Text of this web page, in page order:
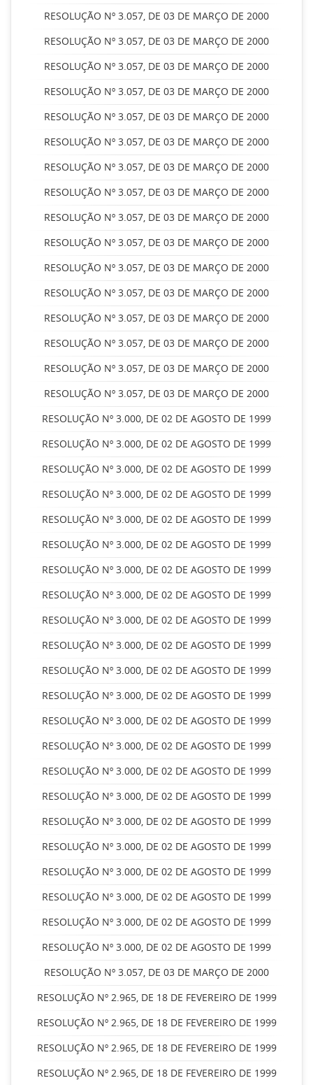
RESOLUÇÃO Nº 3.057, DE 03 DE MARÇO DE 2000
RESOLUÇÃO Nº 3.057, DE 03 DE MARÇO DE 2000
RESOLUÇÃO Nº 3.057, DE 03 DE MARÇO DE 2000
RESOLUÇÃO Nº 3.057, DE 03 DE MARÇO DE 2000
RESOLUÇÃO Nº 3.057, DE 03 DE MARÇO DE 2000
RESOLUÇÃO Nº 3.057, DE 03 DE MARÇO DE 2000
RESOLUÇÃO Nº 3.057, DE 03 DE MARÇO DE 2000
RESOLUÇÃO Nº 3.057, DE 03 DE MARÇO DE 2000
RESOLUÇÃO Nº 3.057, DE 03 DE MARÇO DE 2000
RESOLUÇÃO Nº 3.057, DE 03 DE MARÇO DE 2000
RESOLUÇÃO Nº 3.057, DE 03 DE MARÇO DE 2000
RESOLUÇÃO Nº 3.057, DE 03 DE MARÇO DE 2000
RESOLUÇÃO Nº 3.057, DE 03 DE MARÇO DE 2000
RESOLUÇÃO Nº 3.057, DE 03 DE MARÇO DE 2000
RESOLUÇÃO Nº 3.057, DE 03 DE MARÇO DE 2000
RESOLUÇÃO Nº 3.057, DE 03 DE MARÇO DE 2000
RESOLUÇÃO Nº 3.000, DE 02 DE AGOSTO DE 1999
RESOLUÇÃO Nº 3.000, DE 02 DE AGOSTO DE 1999
RESOLUÇÃO Nº 3.000, DE 02 DE AGOSTO DE 1999
RESOLUÇÃO Nº 3.000, DE 02 DE AGOSTO DE 1999
RESOLUÇÃO Nº 3.000, DE 02 DE AGOSTO DE 1999
RESOLUÇÃO Nº 3.000, DE 02 DE AGOSTO DE 1999
RESOLUÇÃO Nº 3.000, DE 02 DE AGOSTO DE 1999
RESOLUÇÃO Nº 3.000, DE 02 DE AGOSTO DE 1999
RESOLUÇÃO Nº 3.000, DE 02 DE AGOSTO DE 1999
RESOLUÇÃO Nº 3.000, DE 02 DE AGOSTO DE 1999
RESOLUÇÃO Nº 3.000, DE 02 DE AGOSTO DE 1999
RESOLUÇÃO Nº 3.000, DE 02 DE AGOSTO DE 1999
RESOLUÇÃO Nº 3.000, DE 02 DE AGOSTO DE 1999
RESOLUÇÃO Nº 3.000, DE 02 DE AGOSTO DE 1999
RESOLUÇÃO Nº 3.000, DE 02 DE AGOSTO DE 1999
RESOLUÇÃO Nº 3.000, DE 02 DE AGOSTO DE 1999
RESOLUÇÃO Nº 3.000, DE 02 DE AGOSTO DE 1999
RESOLUÇÃO Nº 3.000, DE 02 DE AGOSTO DE 1999
RESOLUÇÃO Nº 3.000, DE 02 DE AGOSTO DE 1999
RESOLUÇÃO Nº 3.000, DE 02 DE AGOSTO DE 1999
RESOLUÇÃO Nº 3.000, DE 02 DE AGOSTO DE 1999
RESOLUÇÃO Nº 3.000, DE 02 DE AGOSTO DE 1999
RESOLUÇÃO Nº 3.057, DE 03 DE MARÇO DE 2000
RESOLUÇÃO Nº 2.965, DE 18 DE FEVEREIRO DE 1999
RESOLUÇÃO Nº 2.965, DE 18 DE FEVEREIRO DE 1999
RESOLUÇÃO Nº 2.965, DE 18 DE FEVEREIRO DE 1999
RESOLUÇÃO Nº 2.965, DE 18 DE FEVEREIRO DE 1999